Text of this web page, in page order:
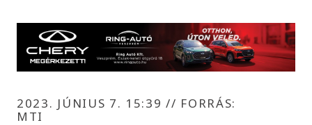
2023. JÚNIUS 7. 15:39// FORRÁS:
MTI